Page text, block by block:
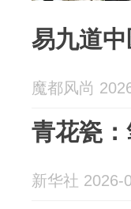
易九道
魔都风尚
青花瓷
新华社 2026-